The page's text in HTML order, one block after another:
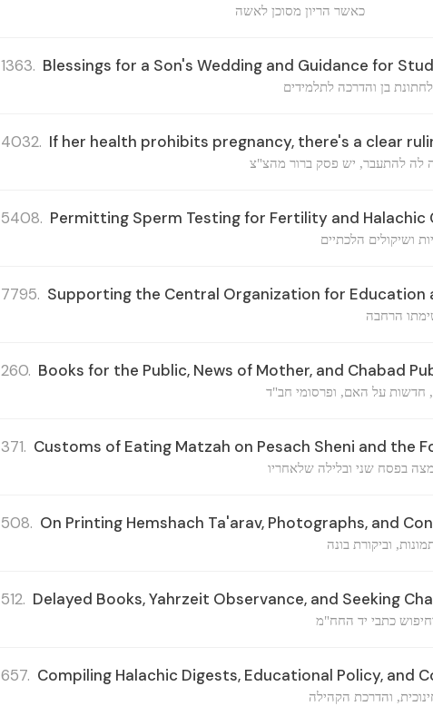
כאשר הריון מסוכן לאשה
1363. Blessings for a Son's Wedding and Guidance for
בן והדרכה לתלמידים
4032. If her health prohibits pregnancy, there's a clear
לה להתעבר, יש פסק ברור מהצ"צ
5408. Permitting Sperm Testing for Fertility and Halachic
ושיקולים הלכתיים
7795. Supporting the Central Organization for Education
הרחבה
260. Books for the Public, News of Mother, and Chabad
חדשות על האם, ופרסומי חב"ד
371. Customs of Eating Matzah on Pesach Sheni and the
בפסח שני ובלילה שלאחריו
508. On Printing Hemshach Ta'arav, Photographs, and
וביקורת בונה
512. Delayed Books, Yahrzeit Observance, and Seeking
כתבי יד החח"מ
657. Compiling Halachic Digests, Educational Policy, and
והדרכת הקהילה